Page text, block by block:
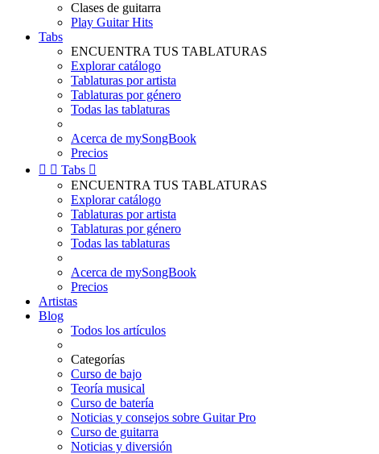
Clases de guitarra
Play Guitar Hits
Tabs
ENCUENTRA TUS TABLATURAS
Explorar catálogo
Tablaturas por artista
Tablaturas por género
Todas las tablaturas
Acerca de mySongBook
Precios
  Tabs 
ENCUENTRA TUS TABLATURAS
Explorar catálogo
Tablaturas por artista
Tablaturas por género
Todas las tablaturas
Acerca de mySongBook
Precios
Artistas
Blog
Todos los artículos
Categorías
Curso de bajo
Teoría musical
Curso de batería
Noticias y consejos sobre Guitar Pro
Curso de guitarra
Noticias y diversión